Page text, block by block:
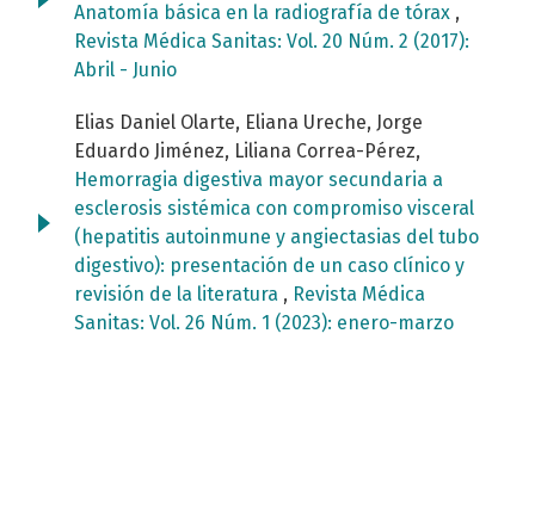
Anatomía básica en la radiografía de tórax ,
Revista Médica Sanitas: Vol. 20 Núm. 2 (2017):
Abril - Junio
Elias Daniel Olarte, Eliana Ureche, Jorge
Eduardo Jiménez, Liliana Correa-Pérez,
Hemorragia digestiva mayor secundaria a
esclerosis sistémica con compromiso visceral
(hepatitis autoinmune y angiectasias del tubo
digestivo): presentación de un caso clínico y
revisión de la literatura , Revista Médica
Sanitas: Vol. 26 Núm. 1 (2023): enero-marzo